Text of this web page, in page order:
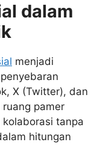
dalam
menjadi
X (Twitter), dan
pamer
tanpa
hitungan